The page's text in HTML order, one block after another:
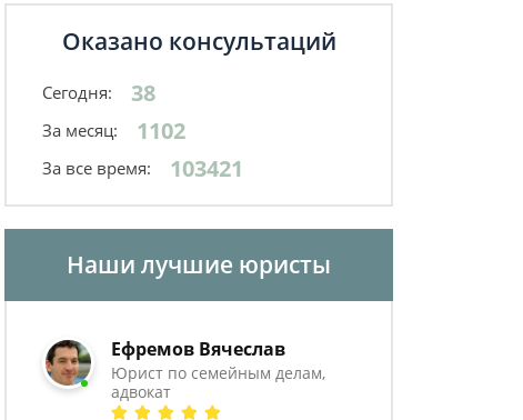
Оказано консультаций
Сегодня: 38
За месяц: 1102
За все время: 103421
Наши лучшие юристы
Ефремов Вячеслав
Юрист по семейным делам,
адвокат